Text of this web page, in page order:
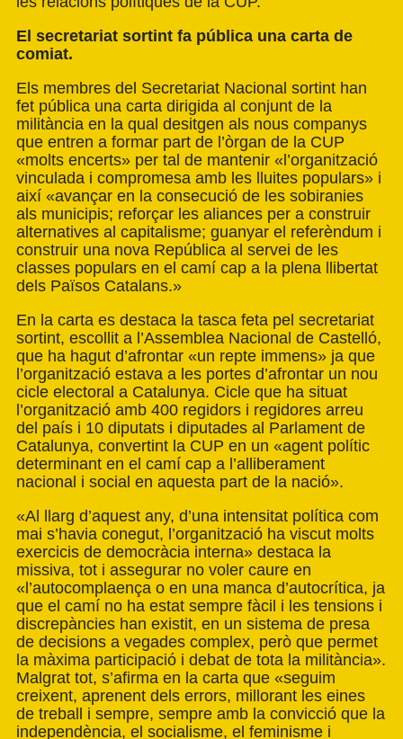
El secretariat sortint fa pública una carta de
comiat.
Els membres del Secretariat Nacional sortint han
fet pública una carta dirigida al conjunt de la
militància en la qual desitgen als nous companys
que entren a formar part de l’òrgan de la CUP
«molts encerts» per tal de mantenir «l’organització
vinculada i compromesa amb les lluites populars» i
així «avançar en la consecució de les sobiranies
als municipis; reforçar les aliances per a construir
alternatives al capitalisme; guanyar el referèndum i
construir una nova República al servei de les
classes populars en el camí cap a la plena llibertat
dels Països Catalans.»
En la carta es destaca la tasca feta pel secretariat
sortint, escollit a l’Assemblea Nacional de Castelló,
que ha hagut d’afrontar «un repte immens» ja que
l’organització estava a les portes d’afrontar un nou
cicle electoral a Catalunya. Cicle que ha situat
l’organització amb 400 regidors i regidores arreu
del país i 10 diputats i diputades al Parlament de
Catalunya, convertint la CUP en un «agent polític
determinant en el camí cap a l’alliberament
nacional i social en aquesta part de la nació».
«Al llarg d’aquest any, d’una intensitat política com
mai s’havia conegut, l’organització ha viscut molts
exercicis de democràcia interna» destaca la
missiva, tot i assegurar no voler caure en
«l’autocomplaença o en una manca d’autocrítica, ja
que el camí no ha estat sempre fàcil i les tensions i
discrepàncies han existit, en un sistema de presa
de decisions a vegades complex, però que permet
la màxima participació i debat de tota la militància».
Malgrat tot, s’afirma en la carta que «seguim
creixent, aprenent dels errors, millorant les eines
de treball i sempre, sempre amb la convicció que la
independència, el socialisme, el feminisme i